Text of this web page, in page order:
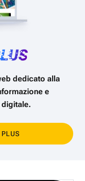
dedicato alla
e